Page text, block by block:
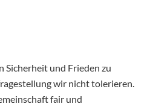
Sicherheit und Frieden zu
wir nicht tolerieren.
fair und